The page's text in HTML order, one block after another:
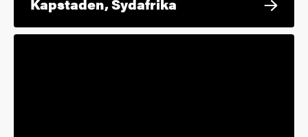
Kapstaden, Sydafrika